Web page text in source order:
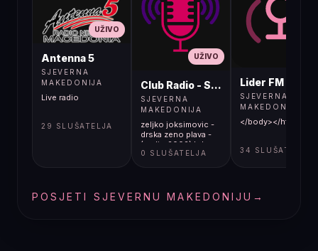
UŽIVO
Antenna 5
SJEVERNA
MAKEDONIJA
Live radio
29 SLUŠATELJA
UŽIVO
Club Radio - Skopje, Mcedonia
SJEVERNA
MAKEDONIJA
zeljko joksimovic -
drska zeno plava -
(audio 2002) hd
0 SLUŠATELJA
Lider FM 107,4
SJEVERNA
MAKEDONIJA
</body></html>
34 SLUŠATELJA
POSJETI SJEVERNU MAKEDONIJU →